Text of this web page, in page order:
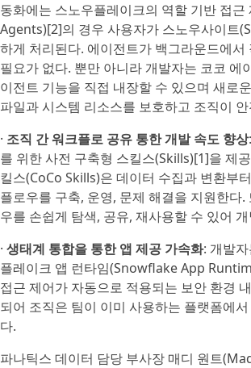
동화에는 스노우플레이크의 역할 기반 접
Agents)[2]의 경우 사용자가 스노우사이트
하게 처리된다. 에이전트가 백그라운드에
필요가 없다. 뿐만 아니라 개발자는 코코
이전트 기능을 직접 내장할 수 있으며 새로
파일과 시스템 리소스를 보호하고 조직이
· 조직 간 워크플로 공유 통한 개발 속도 향상
를 위한 사전 구축형 스킬스(Skills)[1]을 제
킬스(CoCo Skills)은 데이터 수집과 변환부
플로우를 구축, 운영, 문제 해결을 지원한
우를 손쉽게 탐색, 공유, 재사용할 수 있어
· 생태계 통합을 통한 앱 제공 가속화: 개발
플레이크 앱 런타임(Snowflake App
접근 제어가 자동으로 적용되는 보안 환경
되어 조직은 팀이 이미 사용하는 플랫폼에
다.
파나틱스 데이터 담당 부사장 매디 원트